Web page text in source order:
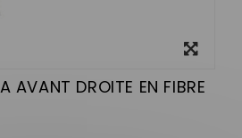
AVANT DROITE EN FIBRE